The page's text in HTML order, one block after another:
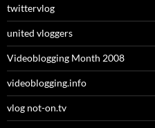
twittervlog
united vloggers
Videoblogging Month 2008
videoblogging.info
vlog not-on.tv